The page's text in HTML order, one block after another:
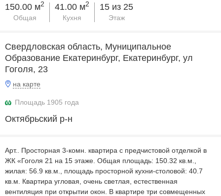
150.00 м2
Общая
41.00 м2
Кухня
15 из 25
Этаж
Свердловская область, Муниципальное
Образование Екатеринбург, Екатеринбург, ул
Гоголя, 23
на карте
Площадь 1905 года
Октябрьский р-н
Apт.. Просторная 3-комн. квартира с предчистовой отделкой в
ЖК «Гоголя 21 на 15 этаже. Общая площадь: 150.32 кв.м.,
жилая: 56.9 кв.м., площадь просторной кухни-столовой: 40.7
кв.м. Квартира угловая, очень светлая, естественная
вентиляция при открытии окон. В квартире три совмещенных